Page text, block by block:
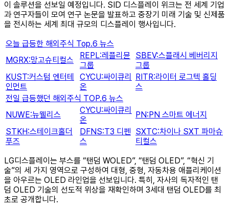
이 솔루션을 선보일 예정입니다. SID 디스플레이 위크는 전 세계 기업
과 연구자들이 모여 연구 논문을 발표하고 중장기 미래 기술 및 신제품
을 전시하는 세계 최대 규모의 디스플레이 행사입니다.
오늘 급등한 해외주식 Top.6 뉴스
MGRX:망고슈티컬스
REPL:레플리뮨
그룹
SBEV:스플래시 베버리지
그룹
KUST:커스텀 엔터테
인먼트
CYCU:싸이큐리
온
RITR:라이터 로그텍 홀딩
스
전일 급등했던 해외주식 TOP.6 뉴스
NUWE:뉴웰리스
CYCU:싸이큐리
온
PN:PN 스마트 에너지
STKH:스테이크홀더
푸즈
DFNS:T3 디펜
스
SXTC:차이나 SXT 파마슈
티컬스
LG디스플레이는 부스를 “탠덤 WOLED”, “탠덤 OLED”, “혁신 기
술”의 세 가지 영역으로 구성하여 대형, 중형, 자동차용 애플리케이션
을 아우르는 OLED 라인업을 선보입니다. 특히, 자사의 독자적인 탠
덤 OLED 기술의 선도적 위상을 재확인하며 3세대 탠덤 OLED를 최
초로 공개합니다.